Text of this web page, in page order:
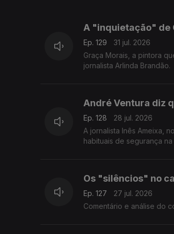
A "inquietação" de
Ep. 129
31 jul. 2026
Graça Morais, a pintora
jornalista Arlinda Brandão.
André Ventura diz
Ep. 128
28 jul. 2026
A jornalista Inês Ameixa,
habituais de segurança
Os "silêncios" no
Ep. 127
27 jul. 2026
Comentário e análise do